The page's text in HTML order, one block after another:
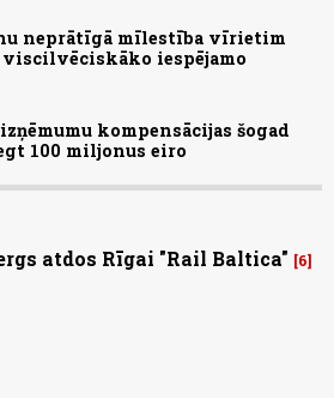
neprātīgā mīlestība vīrietim
iespējamo
kompensācijas šogad
100 miljonus eiro
atdos Rīgai "Rail Baltica" 6